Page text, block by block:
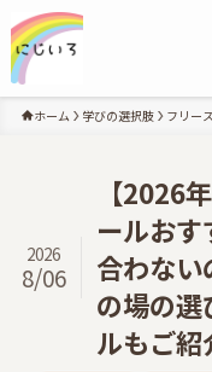
ホーム 学びの選択肢 フリー
【2026
ールお
合わな
の場の
ルもご紹
2026
8/06